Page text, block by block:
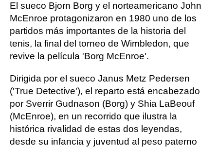
El sueco Bjorn Borg y el norteamericano John
McEnroe protagonizaron en 1980 uno de los
partidos más importantes de la historia del
tenis, la final del torneo de Wimbledon, que
revive la película 'Borg McEnroe'.
Dirigida por el sueco Janus Metz Pedersen
('True Detective'), el reparto está encabezado
por Sverrir Gudnason (Borg) y Shia LaBeouf
(McEnroe), en un recorrido que ilustra la
histórica rivalidad de estas dos leyendas,
desde su infancia y juventud al peso paterno